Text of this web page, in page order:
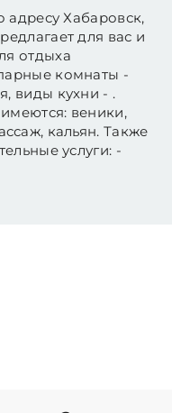
адресу Хабаровск,
для вас и
отдыха
комнаты -
виды кухни - .
веники,
кальян. Также
услуги: -